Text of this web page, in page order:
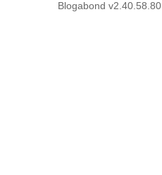
Blogabond v2.40.58.80